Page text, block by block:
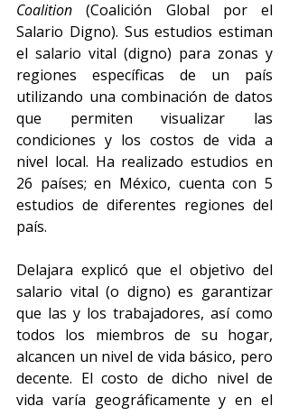
Coalition (Coalición Global por el
Salario Digno). Sus estudios estiman
el salario vital (digno) para zonas y
regiones específicas de un país
utilizando una combinación de datos
que permiten visualizar las
condiciones y los costos de vida a
nivel local. Ha realizado estudios en
26 países; en México, cuenta con 5
estudios de diferentes regiones del
país.
Delajara explicó que el objetivo del
salario vital (o digno) es garantizar
que las y los trabajadores, así como
todos los miembros de su hogar,
alcancen un nivel de vida básico, pero
decente. El costo de dicho nivel de
vida varía geográficamente y en el